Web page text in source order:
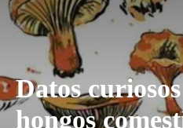
Datos
hongos